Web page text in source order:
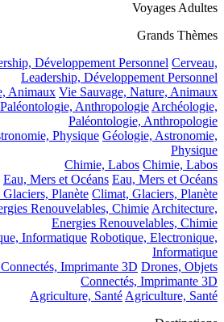
Voyages Adultes
Grands Thèmes
Développement Personnel Cerveau,
Leadership, Développement Personnel
Animaux Vie Sauvage, Nature, Animaux
AnthropologieArchéologie,
Paléontologie, Anthropologie
Physique Géologie, Astronomie,
Physique
Chimie, Labos Chimie, Labos
Eau, Mers et Océans Eau, Mers et Océans
Planète Climat, Glaciers, Planète
Renouvelables, ChimieArchitecture,
Energies Renouvelables, Chimie
Informatique Robotique, Electronique,
Informatique
Imprimante 3D Drones, Objets
Connectés, Imprimante 3D
Agriculture, SantéAgriculture, Santé